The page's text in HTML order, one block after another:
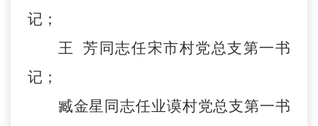
记；
王
芳同志任宋市村党总支第一书
记；
臧金星同志任业谟村党总支第一书